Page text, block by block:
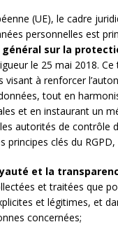
(UE), le cadre
personnelles est
sur la
le 25 mai 2018.
visant à renforcer
tout en
et en instaurant un
autorités de contrôle
principes clés du
et la
et traitées que
et légitimes, et
concernées;